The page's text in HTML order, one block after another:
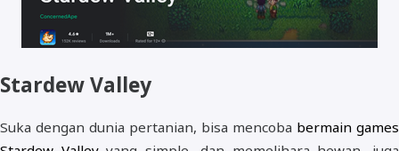
Stardew Valley
Suka dengan dunia pertanian, bisa mencoba bermain games